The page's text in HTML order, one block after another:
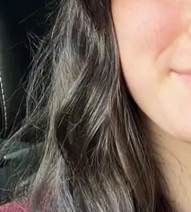
RoccoCatahoula Leopard